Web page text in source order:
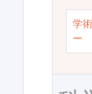
学
ー